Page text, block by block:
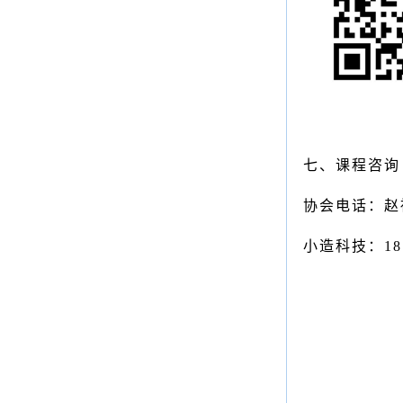
七、 课程咨询
协会电话：
小造科技：